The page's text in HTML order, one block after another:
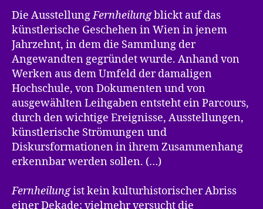
Die AusstellungFernheilungblickt auf das
künstlerische Geschehen in Wien in jenem
Jahrzehnt, in dem die Sammlung der
Angewandten gegründet wurde. Anhand von
Werken aus dem Umfeld der damaligen
Hochschule, von Dokumenten und von
ausgewählten Leihgaben entsteht ein Parcours,
durch den wichtige Ereignisse, Ausstellungen,
künstlerische Strömungen und
Diskursformationen in ihrem Zusammenhang
erkennbar werden sollen. (…)
Fernheilungist kein kulturhistorischer Abriss
einer Dekade; vielmehr versucht die